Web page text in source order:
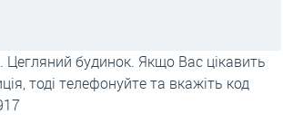
Цегляний будинок. Якщо Вас цікавить
тоді телефонуйте та вкажіть код